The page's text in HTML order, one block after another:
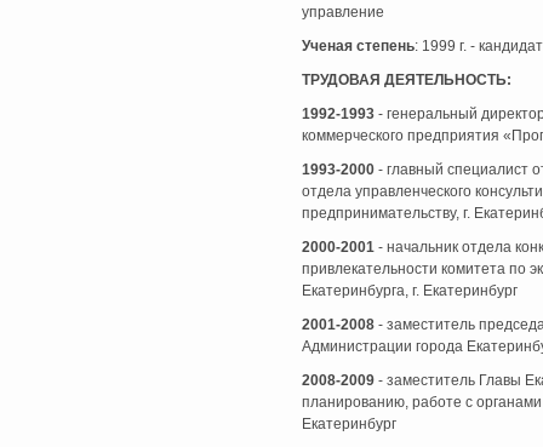
управление
Ученая степень: 1999 г. -
ТРУДОВАЯ ДЕЯТЕЛЬНОСТЬ:
1992-1993 - генеральный
коммерческого предприятия
1993-2000 - главный специалист
отдела управленческого
предпринимательству, г.
2000-2001 - начальник отдела
привлекательности комитета по
Екатеринбурга, г. Екатеринбург
2001-2008 - заместитель
Администрации города
2008-2009 - заместитель Главы
планированию, работе с
Екатеринбург